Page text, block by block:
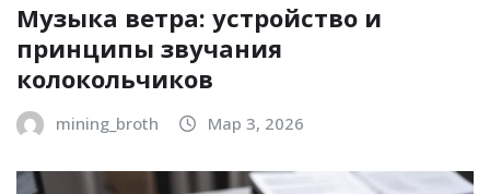
Музыка ветра: устройство и
принципы звучания
колокольчиков
mining_broth Мар 3, 2026